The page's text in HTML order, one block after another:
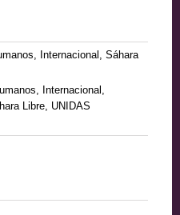
Internacional Sáhara
Internacional
Libre UNIDAS